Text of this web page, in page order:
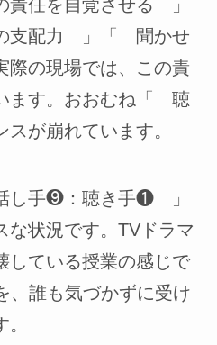
任を自覚させる 」
支配力 」「 聞かせ
の現場では、この責
ます。おおむね「 聴
が崩れています。
し手❾：聴き手❶ 」
な状況です。TVドラマ
している授業の感じで
、誰も気づかずに受け